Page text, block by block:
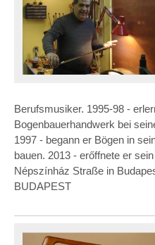
Berufsmusiker. 1995-98 -
Bogenbauerhandwerk bei
1997 - begann er Bögen in
bauen. 2013 - erőffnete er
Népszínház Straße in
BUDAPEST